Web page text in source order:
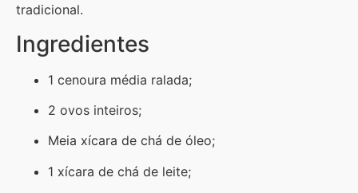
tradicional.
Ingredientes
1 cenoura média ralada;
2 ovos inteiros;
Meia xícara de chá de óleo;
1 xícara de chá de leite;